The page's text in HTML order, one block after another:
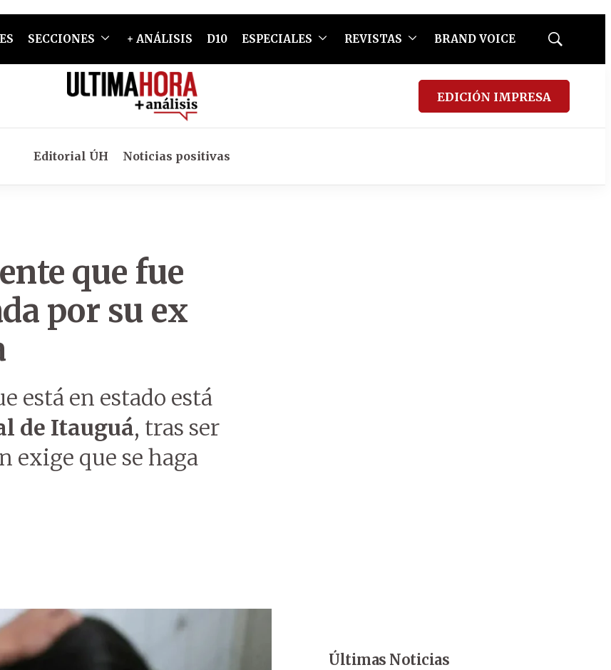
SECCIONES + ANÁLISIS D10 ESPECIALES REVISTAS BRAND VOICE
Mostrar
EDICIÓN IMPRESA
Editorial ÚH Noticias positivas
que fue
por su ex
está en estado está
de Itauguá, tras ser
exige que se haga
Últimas Noticias